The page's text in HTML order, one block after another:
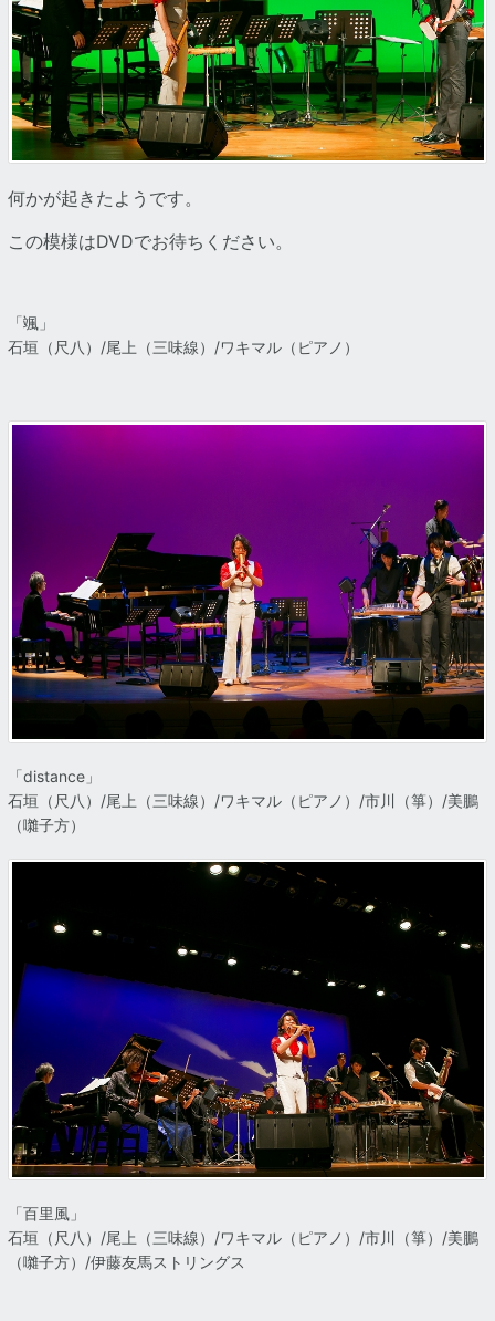
何かが起きたようです。
この模様はDVDでお待ちください。
「颯」
石垣（尺八）/尾上（三味線）/ワキマル（ピアノ）
「distance」
石垣（尺八）/尾上（三味線）/ワキマル（ピアノ）/市川（箏）/美鵬
（囃子方）
「百里風」
石垣（尺八）/尾上（三味線）/ワキマル（ピアノ）/市川（箏）/美鵬
（囃子方）/伊藤友馬ストリングス